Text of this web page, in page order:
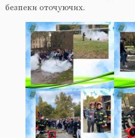
безпеки оточуючих.